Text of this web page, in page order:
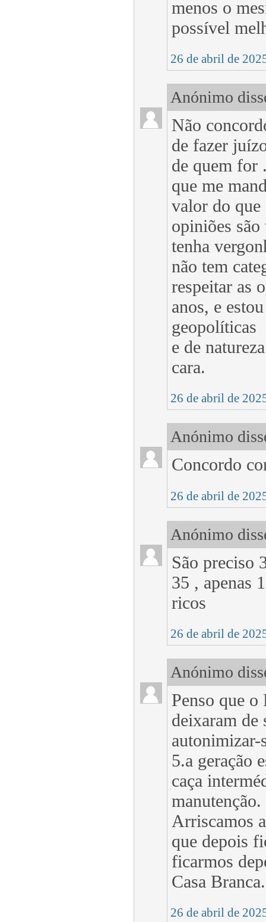
menos o
possível
26 de abril de
Anónimo
Não
de fazer
de quem for
que me
valor do que
opiniões
tenha
não tem
respeitar as
anos, e
geopolíticas
e de
cara.
26 de abril de
Anónimo
Concordo
26 de abril de
Anónimo
São preciso
35 , apenas
ricos
26 de abril de
Anónimo
Penso que
deixaram de
autonimizar-
5.a geração
caça
Arriscamos
que depois
ficarmos
Casa Branca.
26 de abril de